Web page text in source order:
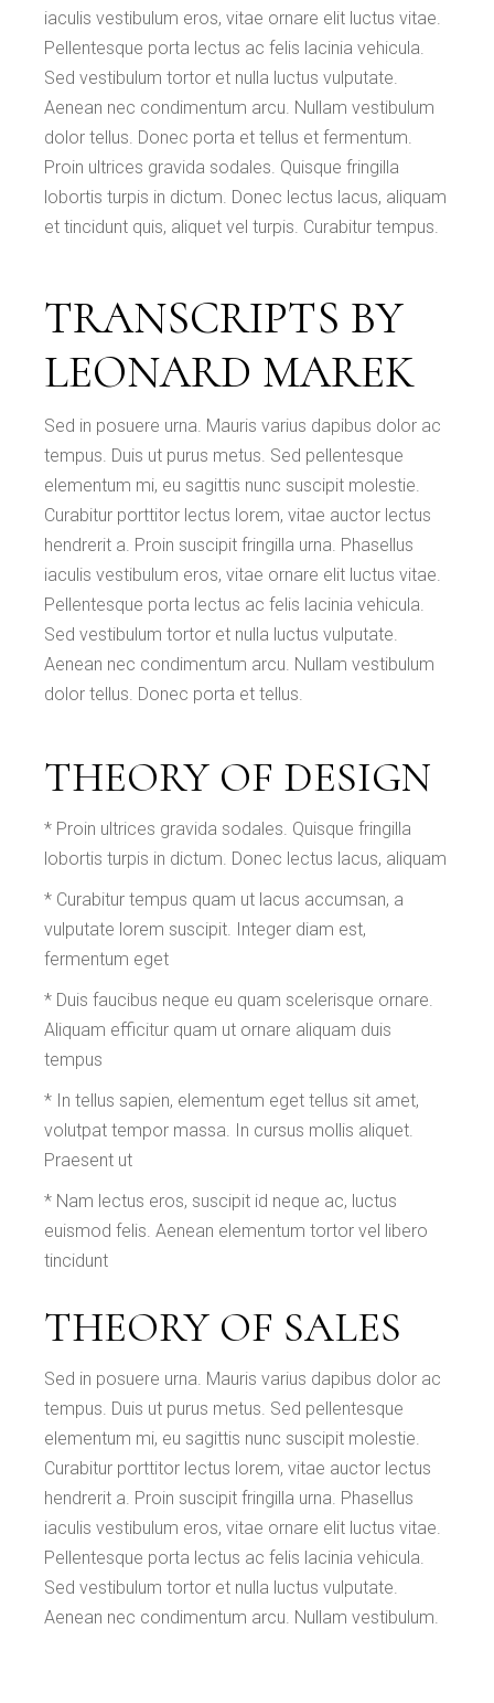
iaculis vestibulum eros, vitae ornare elit luctus vitae.
Pellentesque porta lectus ac felis lacinia vehicula.
Sed vestibulum tortor et nulla luctus vulputate.
Aenean nec condimentum arcu. Nullam vestibulum
dolor tellus. Donec porta et tellus et fermentum.
Proin ultrices gravida sodales. Quisque fringilla
lobortis turpis in dictum. Donec lectus lacus, aliquam
et tincidunt quis, aliquet vel turpis. Curabitur tempus.
TRANSCRIPTS BY
LEONARD MAREK
Sed in posuere urna. Mauris varius dapibus dolor ac
tempus. Duis ut purus metus. Sed pellentesque
elementum mi, eu sagittis nunc suscipit molestie.
Curabitur porttitor lectus lorem, vitae auctor lectus
hendrerit a. Proin suscipit fringilla urna. Phasellus
iaculis vestibulum eros, vitae ornare elit luctus vitae.
Pellentesque porta lectus ac felis lacinia vehicula.
Sed vestibulum tortor et nulla luctus vulputate.
Aenean nec condimentum arcu. Nullam vestibulum
dolor tellus. Donec porta et tellus.
THEORY OF DESIGN
* Proin ultrices gravida sodales. Quisque fringilla
lobortis turpis in dictum. Donec lectus lacus, aliquam
* Curabitur tempus quam ut lacus accumsan, a
vulputate lorem suscipit. Integer diam est,
fermentum eget
* Duis faucibus neque eu quam scelerisque ornare.
Aliquam efficitur quam ut ornare aliquam duis
tempus
* In tellus sapien, elementum eget tellus sit amet,
volutpat tempor massa. In cursus mollis aliquet.
Praesent ut
* Nam lectus eros, suscipit id neque ac, luctus
euismod felis. Aenean elementum tortor vel libero
tincidunt
THEORY OF SALES
Sed in posuere urna. Mauris varius dapibus dolor ac
tempus. Duis ut purus metus. Sed pellentesque
elementum mi, eu sagittis nunc suscipit molestie.
Curabitur porttitor lectus lorem, vitae auctor lectus
hendrerit a. Proin suscipit fringilla urna. Phasellus
iaculis vestibulum eros, vitae ornare elit luctus vitae.
Pellentesque porta lectus ac felis lacinia vehicula.
Sed vestibulum tortor et nulla luctus vulputate.
Aenean nec condimentum arcu. Nullam vestibulum.